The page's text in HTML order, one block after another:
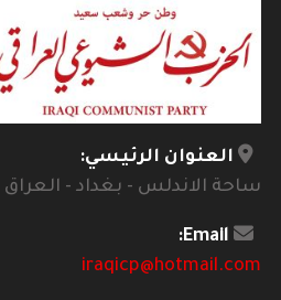
العنوان الرئيسي:
ساحة الاندلس - بغداد - العراق
Email:
iraqicp@hotmail.com